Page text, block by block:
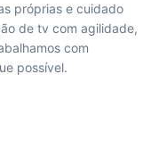
próprias e cuidado
de tv com agilidade,
com
possível.